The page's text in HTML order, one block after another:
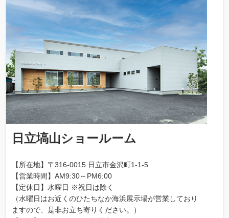
日立塙山ショールーム
【所在地】〒316-0015 日立市金沢町1-1-5
【営業時間】AM9:30～PM6:00
【定休日】水曜日 ※祝日は除く
（水曜日はお近くのひたちなか海浜展示場が営業しており
ますので、是非お立ち寄りください。）